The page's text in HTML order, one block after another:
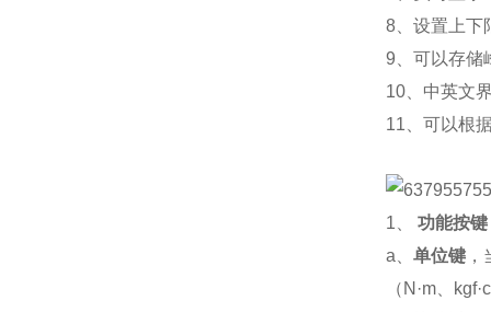
8、设置上下
9、可以存储
10、中英文
11、可以根
1、 功能按键
a、 单位键，
（ N·m、